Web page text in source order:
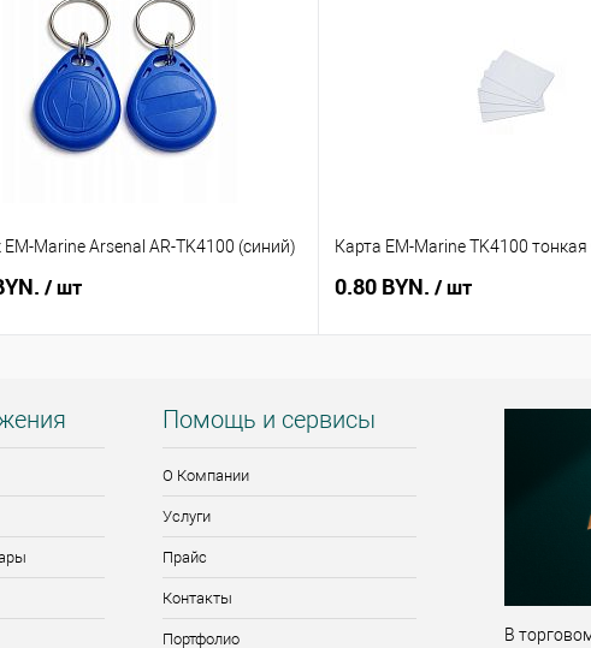
EM-Marine Arsenal AR-TK4100 (синий)
/ шт
Карта EM-Marine TK4100
0.80 BYN. / шт
Помощь и сервисы
О Компании
Услуги
Прайс
Контакты
Портфолио В